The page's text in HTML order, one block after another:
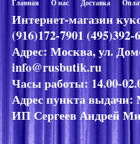
Главная О нас Доставка
Интернет-магазин
(916)172-7901 (495)392-
Адрес: Москва, ул.
info@rusbutik.ru
Часы работы: 14.00-
Адрес пункта выдачи:
ИП Сергеев Андрей